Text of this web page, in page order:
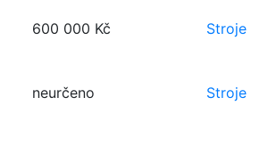
600 000 Kč Stroje
neurčeno Stroje